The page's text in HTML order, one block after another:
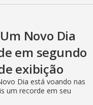
Novo Dia
em segundo
exibição
Dia está voando nas
um recorde em seu